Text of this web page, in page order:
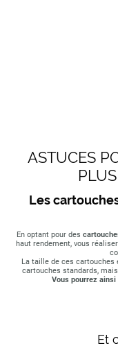
ASTUCES
Les
En optant pour des
haut rendement, vous
La taille de ces
cartouches standards,
Vous pourrez
Et